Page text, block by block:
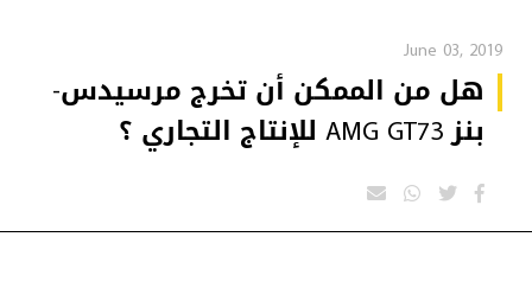
June 03, 2019
هل من الممكن أن تخرج مرسيدس-
بنز AMG GT73 للإنتاج التجاري ؟